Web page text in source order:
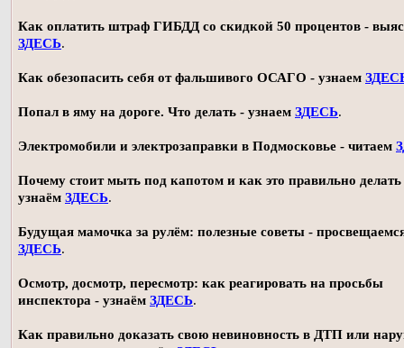
Как оплатить штраф ГИБДД со скидкой 50 процентов -
ЗДЕСЬ.
Как обезопасить себя от фальшивого ОСАГО - узнаем
Попал в яму на дороге. Что делать - узнаем ЗДЕСЬ.
Электромобили и электрозаправки в Подмосковье - читаем
Почему стоит мыть под капотом и как это правильно делать
узнаём ЗДЕСЬ.
Будущая мамочка за рулём: полезные советы -
ЗДЕСЬ.
Осмотр, досмотр, пересмотр: как реагировать на просьбы
инспектора - узнаём ЗДЕСЬ.
Как правильно доказать свою невиновность в ДТП или